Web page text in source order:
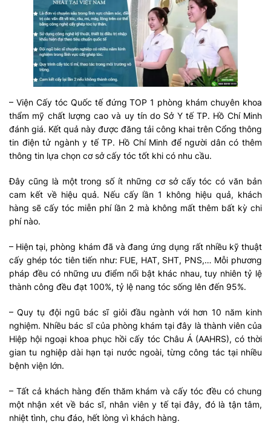
– Viện Cấy tóc Quốc tế đứng TOP 1 phòng khám chuyên khoa
thẩm mỹ chất lượng cao và uy tín do Sở Y tế TP. Hồ Chí Minh
đánh giá. Kết quả này được đăng tải công khai trên Cổng thông
tin điện tử ngành y tế TP. Hồ Chí Minh để người dân có thêm
thông tin lựa chọn cơ sở cấy tóc tốt khi có nhu cầu.
Đây cũng là một trong số ít những cơ sở cấy tóc có văn bản
cam kết về hiệu quả. Nếu cấy lần 1 không hiệu quả, khách
hàng sẽ cấy tóc miễn phí lần 2 mà không mất thêm bất kỳ chi
phí nào.
– Hiện tại, phòng khám đã và đang ứng dụng rất nhiều kỹ thuật
cấy ghép tóc tiên tiến như: FUE, HAT, SHT, PNS,… Mỗi phương
pháp đều có những ưu điểm nổi bật khác nhau, tuy nhiên tỷ lệ
thành công đều đạt 100%, tỷ lệ nang tóc sống lên đến 95%.
– Quy tụ đội ngũ bác sĩ giỏi đầu ngành với hơn 10 năm kinh
nghiệm. Nhiều bác sĩ của phòng khám tại đây là thành viên của
Hiệp hội ngoại khoa phục hồi cấy tóc Châu Á (AAHRS), có thời
gian tu nghiệp dài hạn tại nước ngoài, từng công tác tại nhiều
bệnh viện lớn.
– Tất cả khách hàng đến thăm khám và cấy tóc đều có chung
một nhận xét về bác sĩ, nhân viên y tế tại đây, đó là tận tâm,
nhiệt tình, chu đáo, hết lòng vì khách hàng.